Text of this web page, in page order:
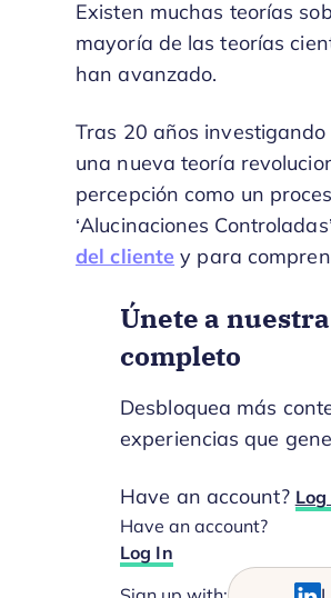
Existen muchas teorías
mayoría de las teorías
han avanzado.
Tras 20 años
una nueva teoría
percepción como un
‘Alucinaciones
del cliente y para
Únete a
completo
Desbloquea más
experiencias que
Have an account? Log
Have an account?
Log In